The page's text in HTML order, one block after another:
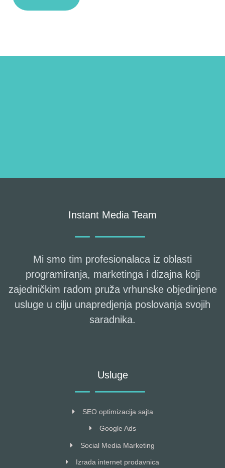
Instant Media Team
Mi smo tim profesionalaca iz oblasti
programiranja, marketinga i dizajna koji
zajedničkim radom pruža vrhunske objedinjene
usluge u cilju unapredjenja poslovanja svojih
saradnika.
Usluge
SEO optimizacija sajta
Google Ads
Social Media Marketing
Izrada internet prodavnica